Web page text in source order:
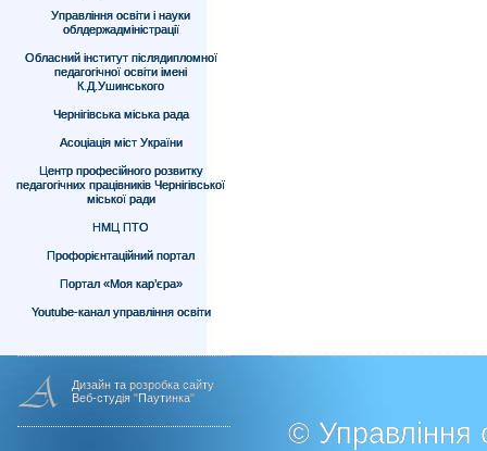
Управління освіти і науки
облдержадміністрації
Обласний інститут післядипломної
педагогічної освіти імені
К.Д.Ушинського
Чернігівська міська рада
Асоціація міст України
Центр професійного розвитку
педагогічних працівників Чернігівської
міської ради
НМЦ ПТО
Профорієнтаційний портал
Портал «Моя кар’єра»
Youtube-канал управління освіти
Дизайн та розробка сайту
Веб-студія "Паутинка"
© Управління